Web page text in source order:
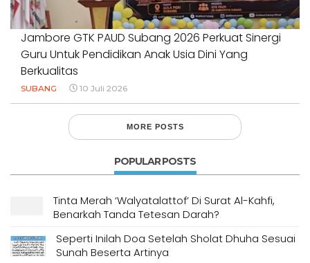
Jambore GTK PAUD Subang 2026 Perkuat Sinergi
Guru Untuk Pendidikan Anak Usia Dini Yang
Berkualitas
SUBANG 10 Juli 2026
MORE POSTS
POPULAR POSTS
Tinta Merah ‘Walyatalattof’ Di Surat Al-Kahfi,
Benarkah Tanda Tetesan Darah?
Seperti Inilah Doa Setelah Sholat Dhuha Sesuai
Sunah Beserta Artinya